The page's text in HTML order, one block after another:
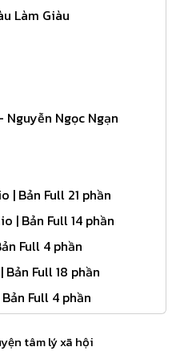
Làm Giàu
Nguyễn Ngọc Ngạn
| Bản Full 21 phần
| Bản Full 14 phần
Full 4 phần
Full 18 phần
Full 4 phần
tâm lý xã hội